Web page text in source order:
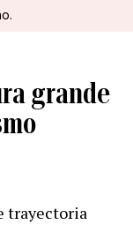
grande
trayectoria